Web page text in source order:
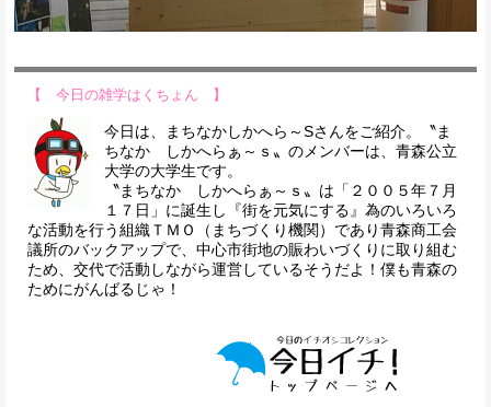
【 今日の雑学はくちょん 】
今日は、まちなかしかへら～Sさんをご紹介。〝ま
ちなか しかへらぁ～ｓ〟のメンバーは、青森公立
大学の大学生です。
〝まちなか しかへらぁ～ｓ〟は「２００５年７月
１７日」に誕生し『街を元気にする』為のいろいろ
な活動を行う組織ＴＭＯ（まちづくり機関）であり青森商工会
議所のバックアップで、中心市街地の賑わいづくりに取り組む
ため、交代で活動しながら運営しているそうだよ！僕も青森の
ためにがんばるじゃ！